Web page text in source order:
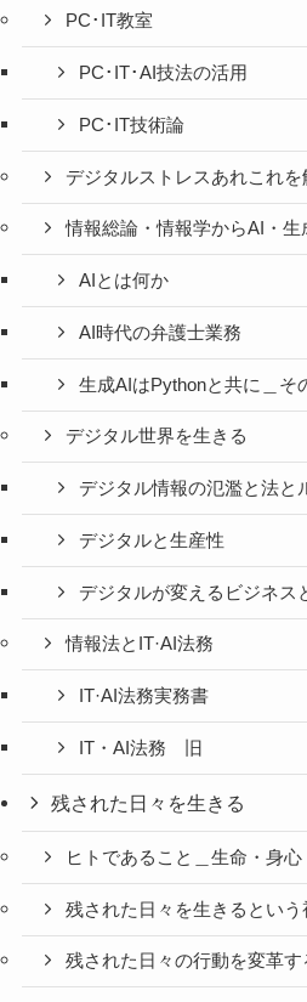
PC･IT教室
PC･IT･AI技法の活用
PC･IT技術論
デジタルストレスあれこれを
情報総論・情報学からAI・生
AIとは何か
AI時代の弁護士業務
生成AIはPythonと共に＿そ
デジタル世界を生きる
デジタル情報の氾濫と法と
デジタルと生産性
デジタルが変えるビジネス
情報法とIT·AI法務
IT·AI法務実務書
IT・AI法務 旧
残された日々を生きる
ヒトであること＿生命・身心
残された日々を生きるとい
残された日々の行動を変革